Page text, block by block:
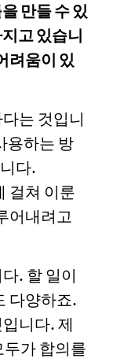
만들 수 있
고 있습니
려움이 있
는 것입니
용하는 방
다.
걸쳐 이룬
어내려고
. 할 일이
다양하죠.
니다. 제
가 합의를